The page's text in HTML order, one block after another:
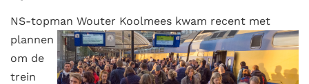
NS-topman Wouter Koolmees kwam recent met
plannen
om de
trein